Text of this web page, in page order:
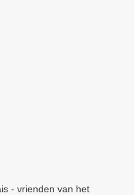
- vrienden van het